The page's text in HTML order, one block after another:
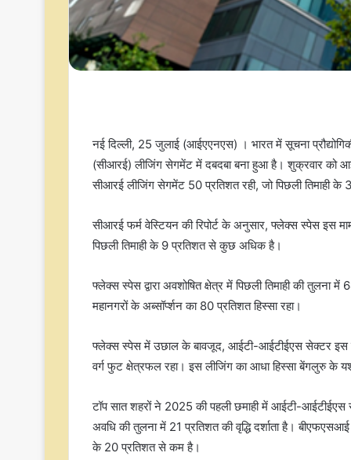
नई दिल्ली, 25 जुलाई (आईएएनएस) । भारत में सूचना
(सीआरई) लीजिंग सेगमेंट में दबदबा बना हुआ है। शुक्रवार को आई
सीआरई लीजिंग सेगमेंट 50 प्रतिशत रही, जो पिछली तिमाही
सीआरई फर्म वेस्टियन की रिपोर्ट के अनुसार, फ्लेक्स स्पेस इस
पिछली तिमाही के 9 प्रतिशत से कुछ अधिक है।
फ्लेक्स स्पेस द्वारा अवशोषित क्षेत्र में पिछली तिमाही की तुलना
महानगरों के अब्सॉर्प्शन का 80 प्रतिशत हिस्सा रहा।
फ्लेक्स स्पेस में उछाल के बावजूद, आईटी-आईटीईएस सेक्टर इस
वर्ग फुट क्षेत्रफल रहा। इस लीजिंग का आधा हिस्सा बेंगलुरु के
टॉप सात शहरों ने 2025 की पहली छमाही में आईटी-आईटीईएस
अवधि की तुलना में 21 प्रतिशत की वृद्धि दर्शाता है।
के 20 प्रतिशत से कम है।